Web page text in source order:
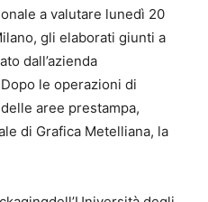
a valutare lunedì 20
gli elaborati giunti a
dall’azienda
le operazioni di
aree prestampa,
di Grafica Metelliana, la